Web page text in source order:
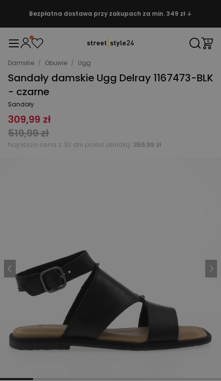
Bezpłatna dostawa przy zakupach za min. 349 zł ↓
Damskie / Obuwie / Ugg
Sandały damskie Ugg Delray 1167473-BLK
- czarne
Sandały
309,99 zł
519,99 zł
Najniższa cena z 30 dni przed obniżką: 359,99 zł